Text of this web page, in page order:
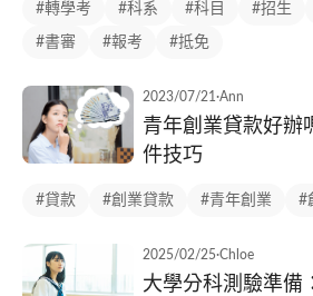
#轉學考 #科系 #科目 #招生
#書審 #報考 #抵免
2023/07/21 ·Ann
青年創業貸款好辦
件技巧
#貸款 #創業貸款 #青年創業 #
2025/02/25·Chloe
大學分科測驗準備